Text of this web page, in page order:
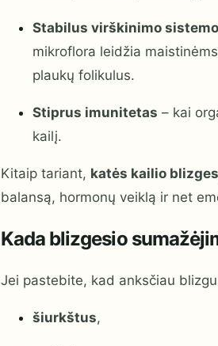
Stabilus virškinimo
mikroflora leidžia
plaukų folikulus.
Stiprus imunitetas – kai
kailį.
Kitaip tariant, katės kailio
balansą, hormonų veiklą ir net
Kada blizgesio
Jei pastebite, kad anksčiau
šiurkštus,